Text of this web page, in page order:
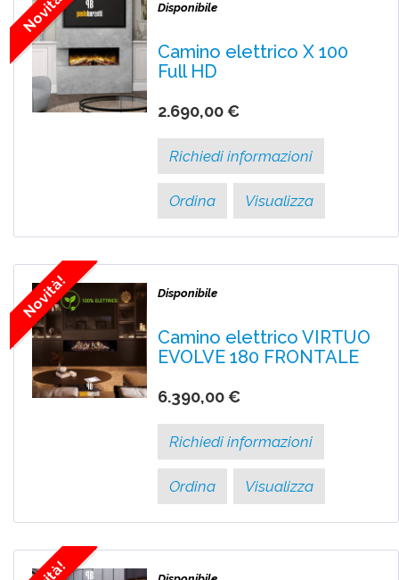
Novità! Disponibile
Camino elettrico X 100
Full HD
2.690,00 €
Richiedi informazioni
Ordina Visualizza
Novità! Disponibile
Camino elettrico VIRTUO
EVOLVE 180 FRONTALE
6.390,00 €
Richiedi informazioni
Ordina Visualizza